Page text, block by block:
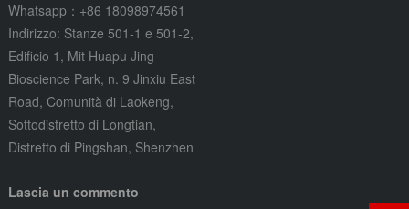
Whatsapp：+86 18098974561
Indirizzo: Stanze 501-1 e 501-2,
Edificio 1, Mit Huapu Jing
Bioscience Park, n. 9 Jinxiu East
Road, Comunità di Laokeng,
Sottodistretto di Longtian,
Distretto di Pingshan, Shenzhen
Lascia un commento